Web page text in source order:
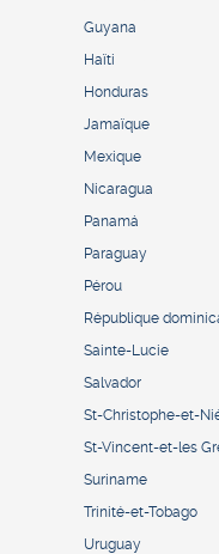
Guyana
Haïti
Honduras
Jamaïque
Mexique
Nicaragua
Panamá
Paraguay
Pérou
République
Sainte-Lucie
Salvador
St-Christophe-et-
St-Vincent-et-les
Suriname
Trinité-et-Tobago
Uruguay